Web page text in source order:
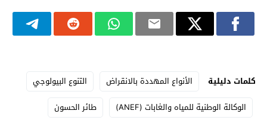
كلمات دليلية الأنواع المهددة بالانقراض
التنوع البيولوجي
الوكالة الوطنية للمياه والغابات (ANEF)
طائر الحسون